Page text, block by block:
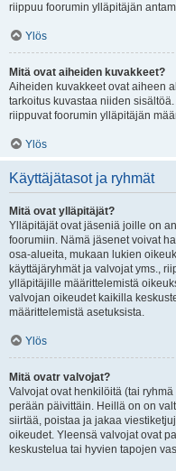
riippuu foorumin ylläpitäjän
Ylös
Mitä ovat aiheiden kuvakkeet?
Aiheiden kuvakkeet ovat aiheen
tarkoitus kuvastaa niiden
riippuvat foorumin ylläpitäjän
Ylös
Käyttäjätasot ja ryhmät
Mitä ovat ylläpitäjät?
Ylläpitäjät ovat jäseniä joille on
foorumiin. Nämä jäsenet voivat
osa-alueita, mukaan lukien
käyttäjäryhmät ja valvojat yms.,
ylläpitäjille määrittelemistä
valvojan oikeudet kaikilla
määrittelemistä asetuksista.
Ylös
Mitä ovatr valvojat?
Valvojat ovat henkilöitä (tai
perään päivittäin. Heillä on on
siirtää, poistaa ja jakaa
oikeudet. Yleensä valvojat ovat
keskustelua tai hyvien tapojen